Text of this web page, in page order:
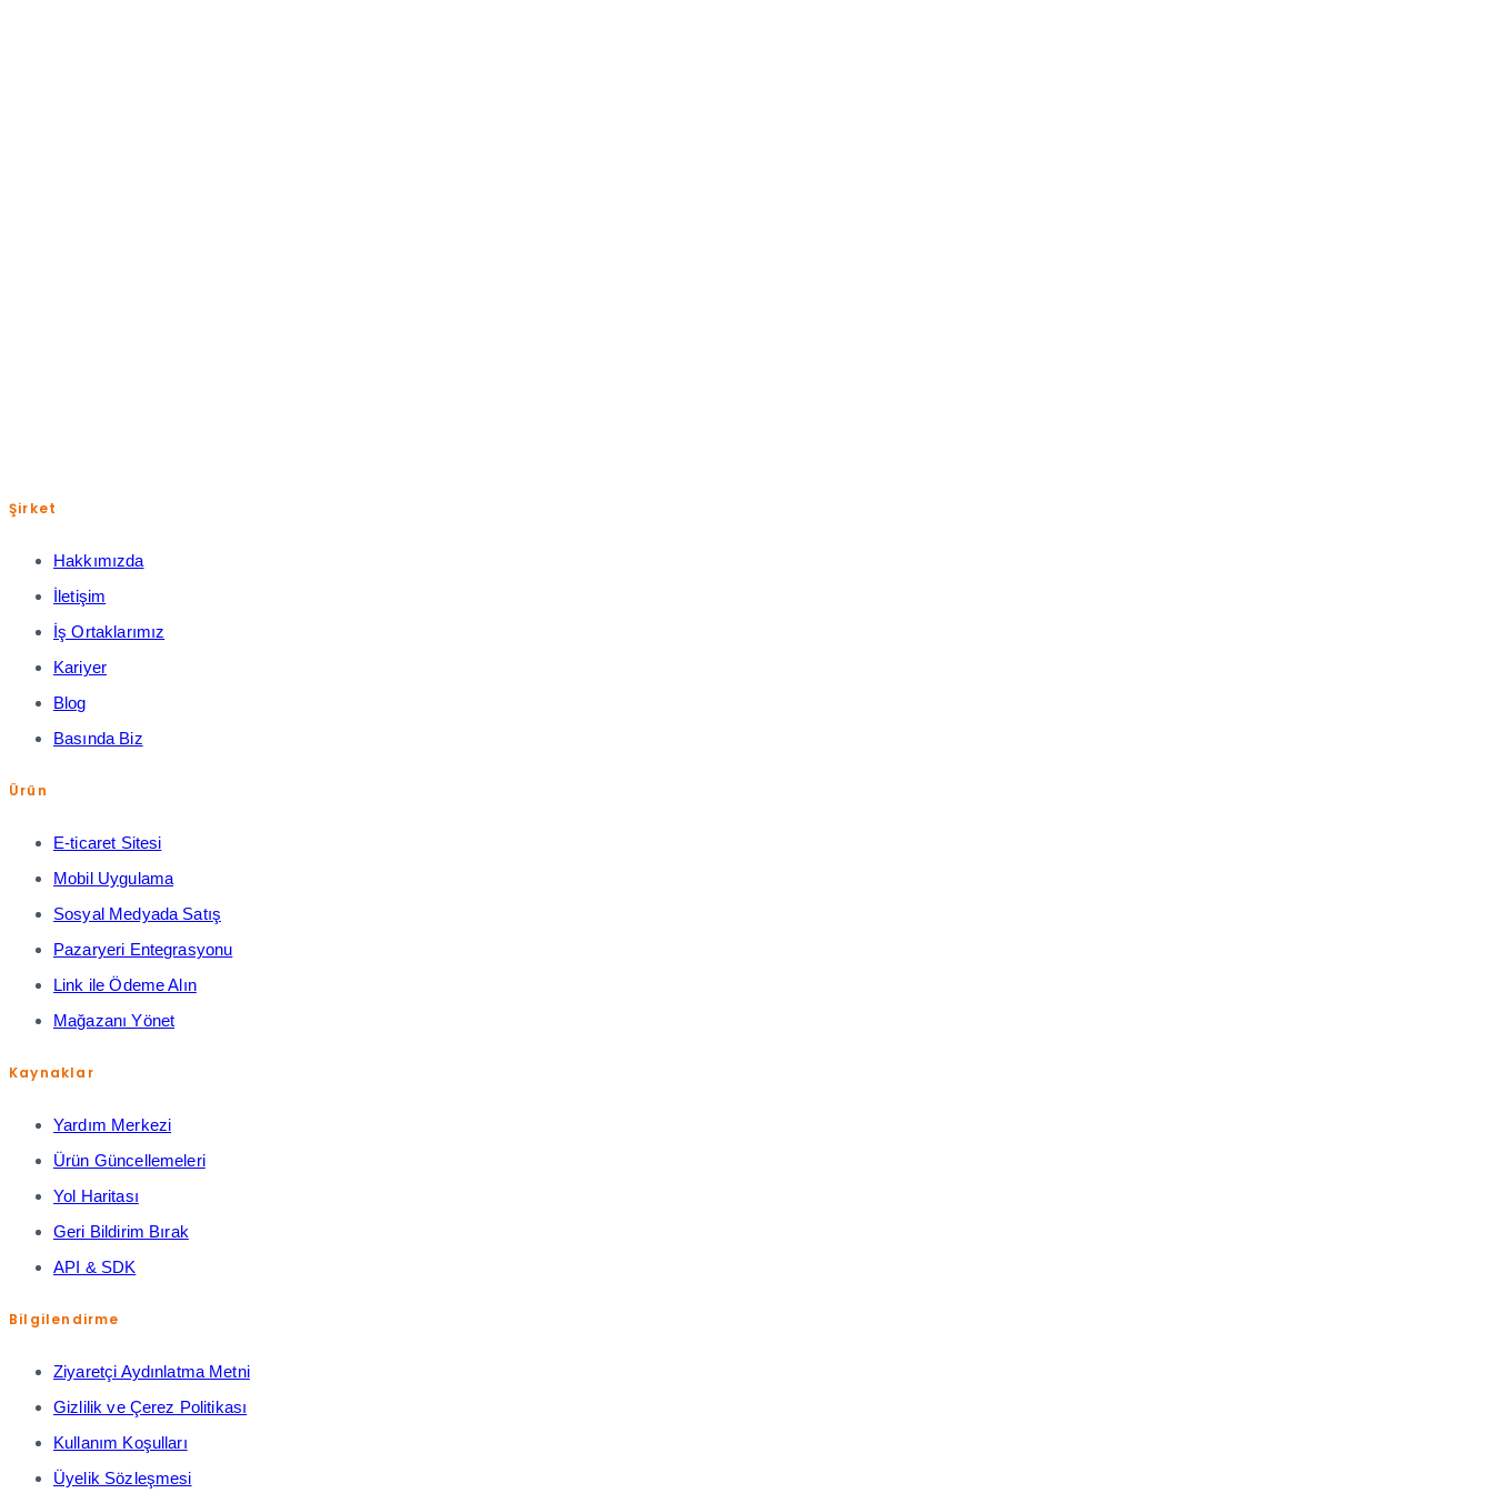
Şirket
Hakkımızda
İletişim
İş Ortaklarımız
Kariyer
Blog
Basında Biz
Ürün
E-ticaret Sitesi
Mobil Uygulama
Sosyal Medyada Satış
Pazaryeri Entegrasyonu
Link ile Ödeme Alın
Mağazanı Yönet
Kaynaklar
Yardım Merkezi
Ürün Güncellemeleri
Yol Haritası
Geri Bildirim Bırak
API & SDK
Bilgilendirme
Ziyaretçi Aydınlatma Metni
Gizlilik ve Çerez Politikası
Kullanım Koşulları
Üyelik Sözleşmesi